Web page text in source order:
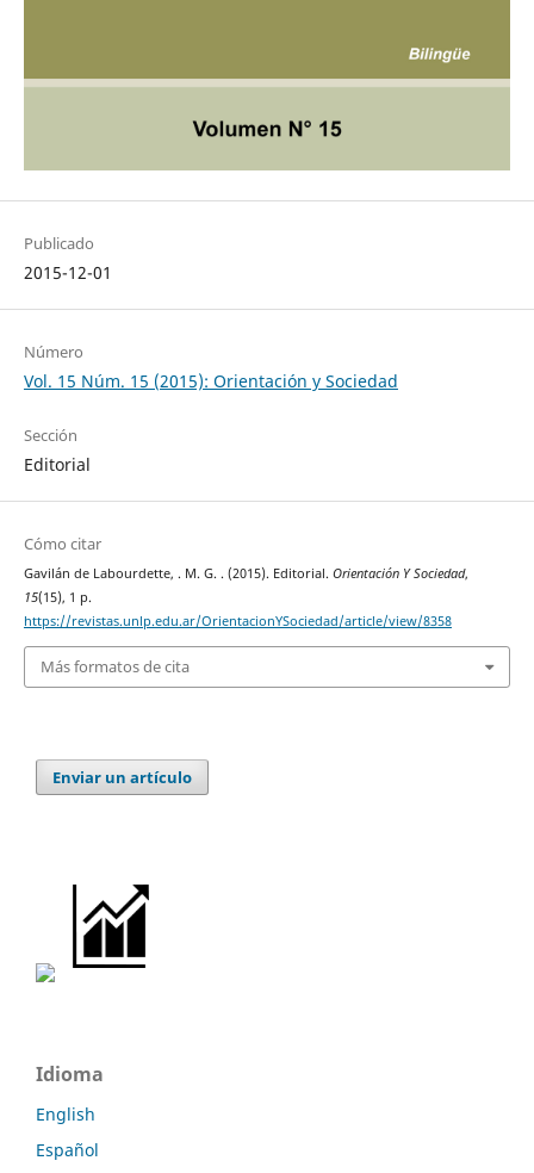
Publicado
2015-12-01
Número
Vol. 15 Núm. 15 (2015): Orientación y Sociedad
Sección
Editorial
Cómo citar
Gavilán de Labourdette, . M. G. . (2015). Editorial. Orientación Y Sociedad,
15(15), 1 p.
https://revistas.unlp.edu.ar/OrientacionYSociedad/article/view/8358
Más formatos de cita
Enviar un artículo
Idioma
English
Español